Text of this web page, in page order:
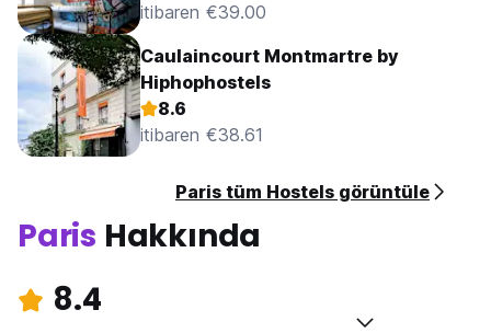
itibaren €39.00
Caulaincourt Montmartre by
Hiphophostels
8.6
itibaren €38.61
Paris tüm Hostels görüntüle
Paris Hakkında
8.4